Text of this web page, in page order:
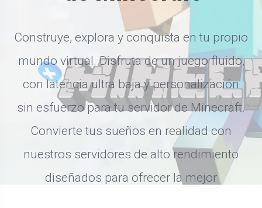
Construye, explora y conquista en tu propio
mundo virtual. Disfruta de un juego fluido,
con latencia ultra baja y personalización
sin esfuerzo para tu servidor de Minecraft.
Convierte tus sueños en realidad con
nuestros servidores de alto rendimiento
diseñados para ofrecer la mejor